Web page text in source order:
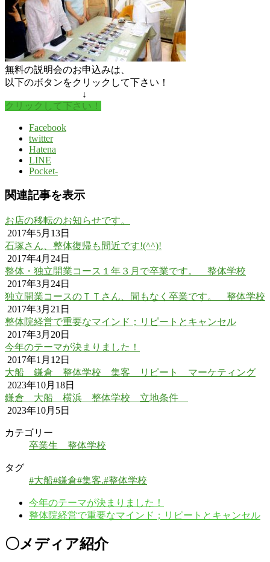
無料の説明会のお申込みは、
以下のボタンをクリックして下さい！
↓
クリックして下さい！
Facebook
twitter
Hatena
LINE
Pocket-
関連記事を表示
お店の移転のお知らせです。
2017年5月13日
石塚さん、整体復帰も間近です!(^^)!
2017年4月24日
整体・独立開業コース１年３月で卒業です。 整体学校
2017年3月24日
独立開業コースのＴＴさん、間もなく卒業です。 整体学校
2017年3月21日
整体院経営で重要なマインド；リピートとキャンセル
2017年3月20日
今年のテーマが決まりました！
2017年1月12日
大船 鎌倉 整体学校 集客 リピート マーケティング
2023年10月18日
鎌倉 大船 横浜 整体学校 立地条件
2023年10月5日
カテゴリー
卒業生 整体学校
タグ
#大船#鎌倉#集客.#整体学校
今年のテーマが決まりました！
整体院経営で重要なマインド；リピートとキャンセル
〇メディア紹介